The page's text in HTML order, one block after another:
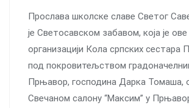
Прослава школске славе Светог
је Светосавском забавом, која је
организацији Кола српских сестара
под покровитељством
Прњавор, господина Дарка Томаша,
Свечаном салону “Максим” у